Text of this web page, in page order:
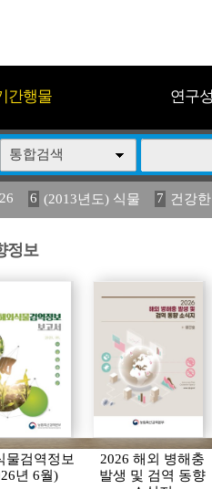
간행물 연구
통합검색
6 (2013년도) 식물 7 건강
도) 식 15 구제역 16 관리 17
정보
물검역정보
년 6월)
2026 해외 병해충
발생 및 검역 동향